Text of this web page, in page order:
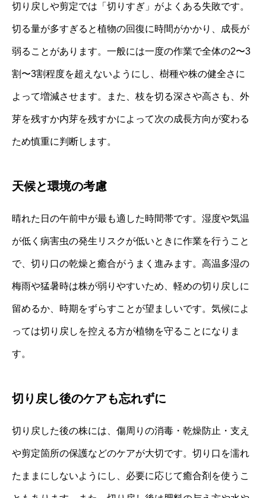
切り戻しや剪定では「切りすぎ」がよくある失敗です。
切る量が多すぎると植物の回復に時間がかかり、成長が
弱ることがあります。一般には一度の作業で全体の2〜3
割〜3割程度を超えないようにし、樹種や株の健全さに
よって増減させます。また、枝を切る深さや高さも、外
芽を残すか内芽を残すかによって次の成長方向が変わる
ため慎重に判断します。
天候と環境の考慮
晴れた日の午前中が最も適した時間帯です。湿度や気温
が低く病害虫の発生リスクが低いときに作業を行うこと
で、切り口の乾燥と癒合がうまく進みます。高温多湿の
梅雨や猛暑時は株が弱りやすいため、軽めの切り戻しに
留めるか、時期をずらすことが望ましいです。気候によ
っては切り戻しを控える方が植物を守ることになりま
す。
切り戻し後のケアも忘れずに
切り戻した後の株には、傷周りの消毒・乾燥防止・支え
や剪定箇所の保護などのケアが大切です。切り口を濡れ
たままにしないようにし、必要に応じて癒合剤を使うこ